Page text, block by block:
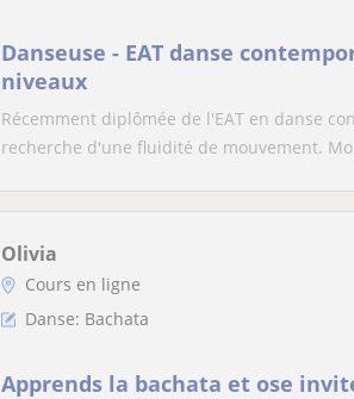
Danseuse - EAT danse
niveaux
Récemment diplômée de l'EAT en danse
recherche d'une fluidité de mouvement.
Olivia
Cours en ligne
Danse: Bachata
Apprends la bachata et ose